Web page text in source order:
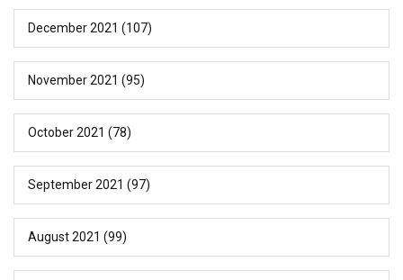
December 2021 (107)
November 2021 (95)
October 2021 (78)
September 2021 (97)
August 2021 (99)